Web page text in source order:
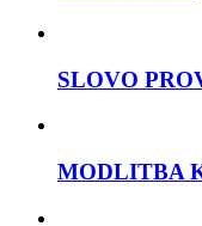
SLOVO
MODLITBA